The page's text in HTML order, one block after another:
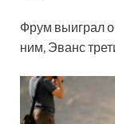
Фрум выиграл
ним, Эванс